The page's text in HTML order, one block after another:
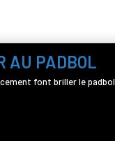
AU PADBOL
font briller le padbol